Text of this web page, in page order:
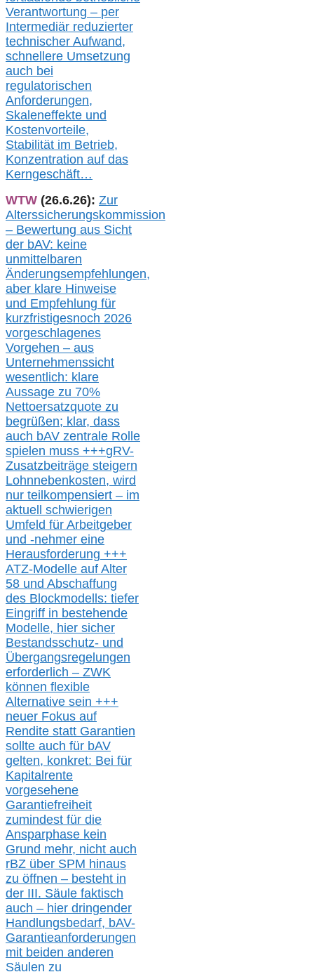
Verantwortung – per
Intermediär reduzierter
technischer Aufwand,
schnellere Umsetzung
auch bei
regulatorischen
Anforderungen,
Skaleneffekte und
Kostenvorteile,
Stabilität im Betrieb,
Konzentration auf das
Kerngeschäft…
WTW (26.6.26): Zur
Alterssicherungskommission
– Bewertung aus Sicht
der bAV: keine
unmittelbaren
Änderungsempfehlungen,
aber klare Hinweise
und Empfehlung für
kurzfristigesnoch 2026
vorgeschlagenes
Vorgehen – aus
Unternehmenssicht
wesentlich: klare
Aussage zu 70%
Nettoersatzquote zu
begrüßen; klar, dass
auch bAV zentrale Rolle
spielen muss +++gRV-
Zusatzbeiträge steigern
Lohnnebenkosten, wird
nur teilkompensiert – im
aktuell schwierigen
Umfeld für Arbeitgeber
und -nehmer eine
Herausforderung +++
ATZ-Modelle auf Alter
58 und Abschaffung
des Blockmodells: tiefer
Eingriff in bestehende
Modelle, hier sicher
Bestandsschutz- und
Übergangsregelungen
erforderlich – ZWK
können flexible
Alternative sein +++
neuer Fokus auf
Rendite statt Garantien
sollte auch für bAV
gelten, konkret: Bei für
Kapitalrente
vorgesehene
Garantiefreiheit
zumindest für die
Ansparphase kein
Grund mehr, nicht auch
rBZ über SPM hinaus
zu öffnen – besteht in
der III. Säule faktisch
auch – hier dringender
Handlungsbedarf, bAV-
Garantieanforderungen
mit beiden anderen
Säulen zu